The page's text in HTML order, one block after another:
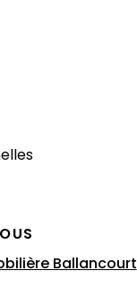
Ballancourt